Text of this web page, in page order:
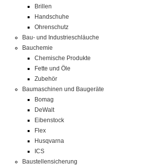
Brillen
Handschuhe
Ohrenschutz
Bau- und Industrieschläuche
Bauchemie
Chemische Produkte
Fette und Öle
Zubehör
Baumaschinen und Baugeräte
Bomag
DeWalt
Eibenstock
Flex
Husqvarna
ICS
Baustellensicherung